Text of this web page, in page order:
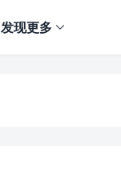
发现更多